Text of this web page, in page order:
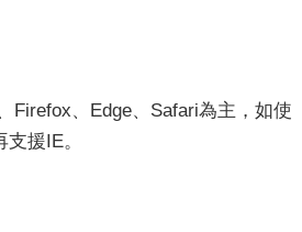
Firefox、Edge、Safari為主，如使
援IE。